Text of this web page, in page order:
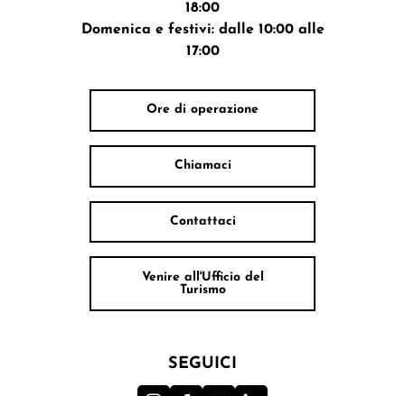
18:00
Domenica e festivi: dalle 10:00 alle
17:00
Ore di operazione
Chiamaci
Contattaci
Venire all'Ufficio del
Turismo
SEGUICI